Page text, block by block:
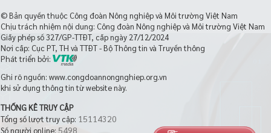
© Bản quyền thuộc Công đoàn Nông nghiệp và Môi trường Việt Nam
Chịu trách nhiệm nội dung: Công đoàn Nông nghiệp và Môi trường Việt Nam
Giấy phép số 327/GP-TTĐT, cấp ngày 27/12/2024
Nơi cấp: Cục PT, TH và TTĐT - Bộ Thông tin và Truyền thông
Phát triển bởi:
Ghi rõ nguồn: www.congdoannongnghiep.org.vn
khi sử dụng thông tin từ website này.
THỐNG KÊ TRUY CẬP
Tổng số lượt truy cập: 15114320
Số người online: 5498